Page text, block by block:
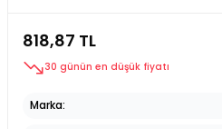
818,87 TL
30 günün en düşük fiyatı
Marka